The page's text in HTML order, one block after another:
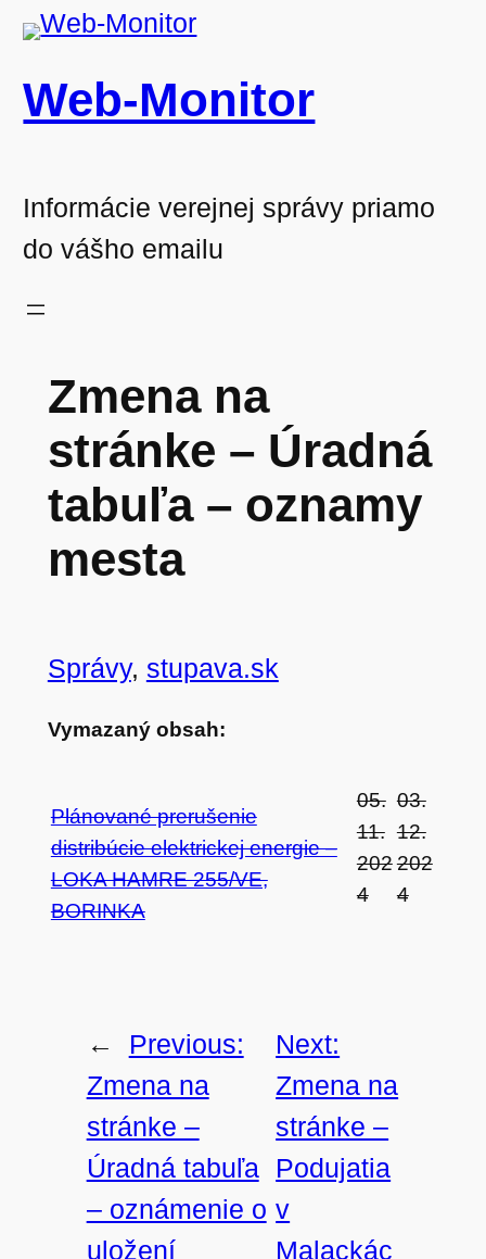
Prejsť
obsah
Web-Monitor
Informácie verejnej správy priamo
do vášho emailu
Zmena na
stránke – Úradná
tabuľa – oznamy
mesta
Správy, stupava.sk
Vymazaný obsah:
Plánované prerušenie
distribúcie elektrickej energie –
LOKA HAMRE 255/VE,
BORINKA
05.
11.
202
4
03.
12.
202
4
←
Previous:
Zmena na
stránke –
Úradná tabuľa
– oznámenie o
uložení
Next:
Zmena na
stránke –
Podujatia
v
Malackác